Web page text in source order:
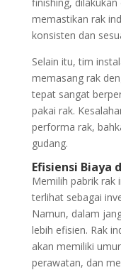
memastikan rak
konsisten dan
Selain itu, tim
memasang rak
tepat sangat
pakai rak.
performa rak,
gudang.
Efisiensi Biaya
Memilih pabrik rak
terlihat sebagai
Namun, dalam
lebih efisien. Rak
akan memiliki
perawatan, dan